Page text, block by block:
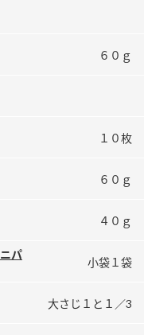
検索６０ｇ
１０枚
６０ｇ
４０ｇ
パ
小袋１袋
大さじ１と１／3